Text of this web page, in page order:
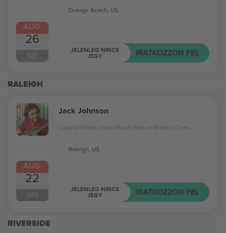
AUG.
26
SZE
Orange Beach, US
JELENLEG NINCS
JEGY IRATKOZZON FEL
RALEIGH
AUG.
22
SZO
Jack Johnson
Coastal Credit Union Music Park at Walnut Creek
Raleigh, US
JELENLEG NINCS
JEGY IRATKOZZON FEL
RIVERSIDE